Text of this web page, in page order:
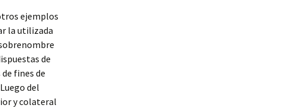
ejemplos
la utilizada
de
fines de
del
y colateral